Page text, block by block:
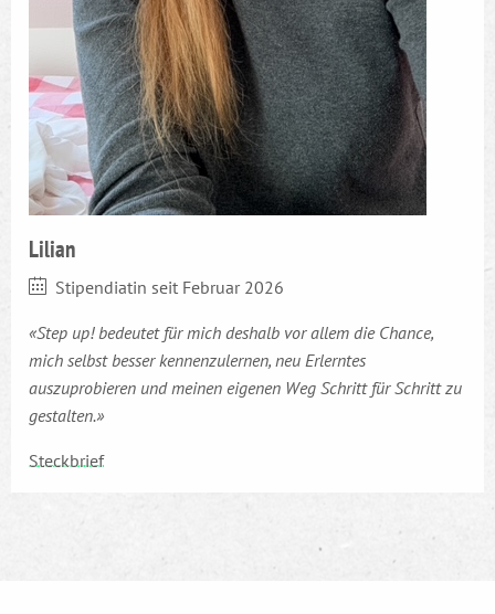
Lilian
Stipendiatin seit Februar 2026
«Step up! bedeutet für mich deshalb vor allem die Chance,
mich selbst besser kennenzulernen, neu Erlerntes
auszuprobieren und meinen eigenen Weg Schritt für Schritt zu
gestalten.»
Steckbrief